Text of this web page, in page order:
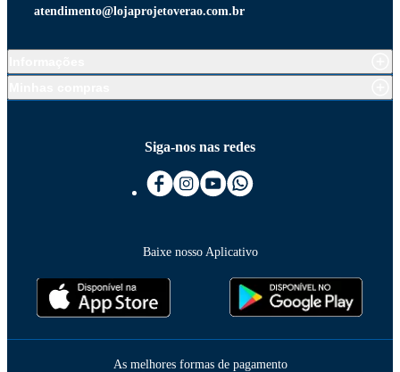
atendimento@lojaprojetoverao.com.br
Siga-nos nas redes
Baixe nosso Aplicativo
As melhores formas de pagamento